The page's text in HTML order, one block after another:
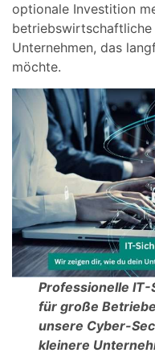
optionale Investition
Unternehmen, das
möchte.
Professionelle
für große
unsere Cyber-
kleinere